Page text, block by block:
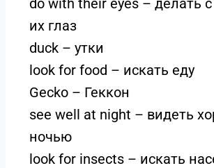
do with their eyes – делать
их глаз
duck – утки
look for food – искать еду
Gecko – Геккон
see well at night – видеть
ночью
look for insects – искать